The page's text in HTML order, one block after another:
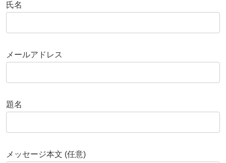
氏名
メールアドレス
題名
メッセージ本文 (任意)